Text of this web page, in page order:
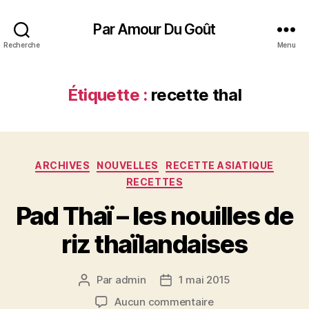
Recherche
Par Amour Du Goût
Menu
Étiquette : recette thaI
Catégories
ARCHIVES NOUVELLES
RECETTE ASIATIQUE
RECETTES
Pad Thaï – les nouilles de
riz thaïlandaises
Auteur
de
Par admin
Date1 mai 2015
Aucun commentairesur